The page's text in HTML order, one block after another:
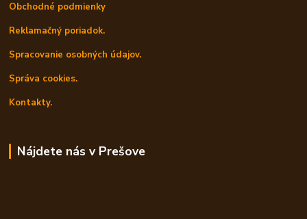
Obchodné podmienky
Reklamačný poriadok.
Spracovanie osobných údajov.
Správa cookies.
Kontakty.
Nájdete nás v Prešove